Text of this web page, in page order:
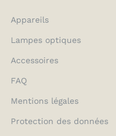
Appareils
Lampes optiques
Accessoires
FAQ
Mentions légales
Protection des données